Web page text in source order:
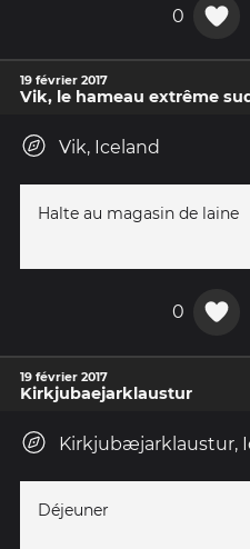
0
19 février 2017
Vik, le hameau extrême
Vik, Iceland
Halte au magasin de laine
0
19 février 2017
Kirkjubaejarklaustur
Kirkjubæjarklaustur,
Déjeuner